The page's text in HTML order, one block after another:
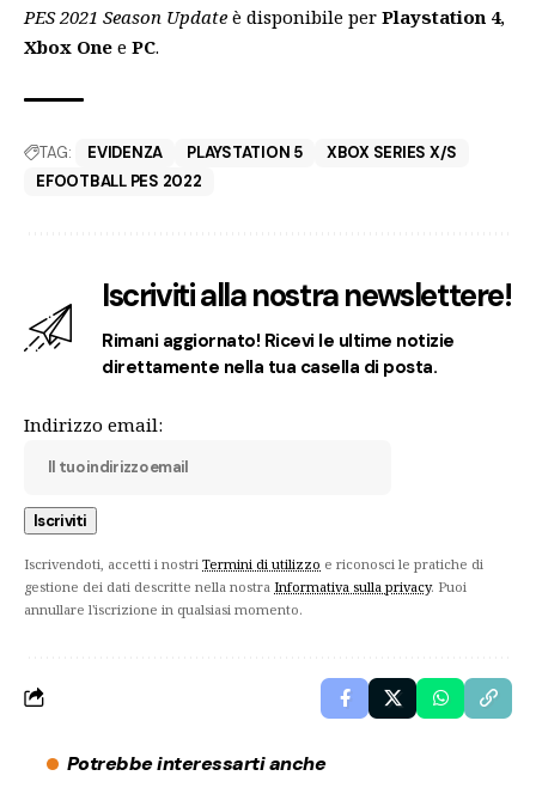
PES 2021 Season Update è disponibile per Playstation 4,
Xbox One e PC.
TAG: EVIDENZA PLAYSTATION 5
XBOX SERIES X/S
EFOOTBALL PES 2022
Iscriviti alla nostra newslettere!
Rimani aggiornato! Ricevi le ultime notizie
direttamente nella tua casella di posta.
Indirizzo email:
Iscrivendoti, accetti i nostri Termini di utilizzo e riconosci le pratiche di
gestione dei dati descritte nella nostra Informativa sulla privacy. Puoi
annullare l'iscrizione in qualsiasi momento.
Potrebbe interessarti anche